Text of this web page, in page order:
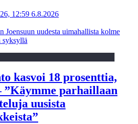
12:59 6.8.2026
Joensuun uudesta uimahallista kolme
syksyllä
kasvoi 18 prosenttia,
”Käymme parhaillaan
uusista